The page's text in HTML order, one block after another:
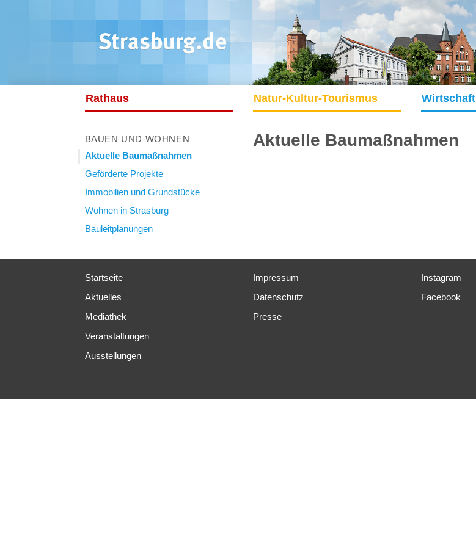
Rathaus Natur-Kultur-Tourismus Wirtschaft
BAUEN UND WOHNEN
Aktuelle Baumaßnahmen
Geförderte Projekte
Immobilien und Grundstücke
Wohnen in Strasburg
Bauleitplanungen
Aktuelle Baumaßnahmen
Startseite
Aktuelles
Mediathek
Veranstaltungen
Ausstellungen
Impressum
Datenschutz
Presse
Instagram
Facebook